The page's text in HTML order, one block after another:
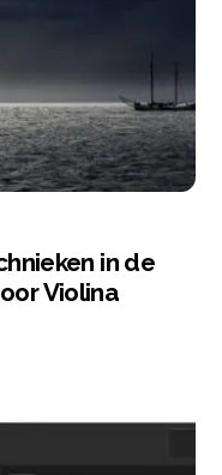
in de
Violina